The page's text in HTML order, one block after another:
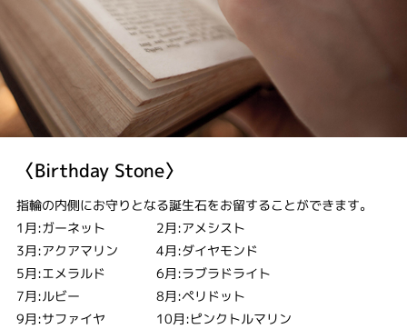
〈Birthday Stone〉
指輪の内側にお守りとなる誕生石をお留することができます。
1月:ガーネット 2月:アメシスト
3月:アクアマリン 4月:ダイヤモンド
5月:エメラルド 6月:ラブラドライト
7月:ルビー 8月:ペリドット
9月:サファイヤ 10月:ピンクトルマリン